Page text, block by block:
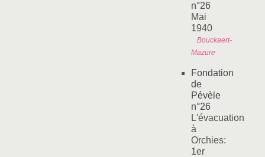
n°26
Mai
1940
Bouckaert-
Mazure
Fondation
de
Pévèle
n°26
L'évacuation
à
Orchies:
1er